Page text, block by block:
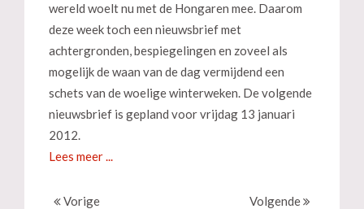
wereld woelt nu met de Hongaren mee. Daarom
deze week toch een nieuwsbrief met
achtergronden, bespiegelingen en zoveel als
mogelijk de waan van de dag vermijdend een
schets van de woelige winterweken. De volgende
nieuwsbrief is gepland voor vrijdag 13 januari
2012.
Lees meer ...
Vorige Volgende